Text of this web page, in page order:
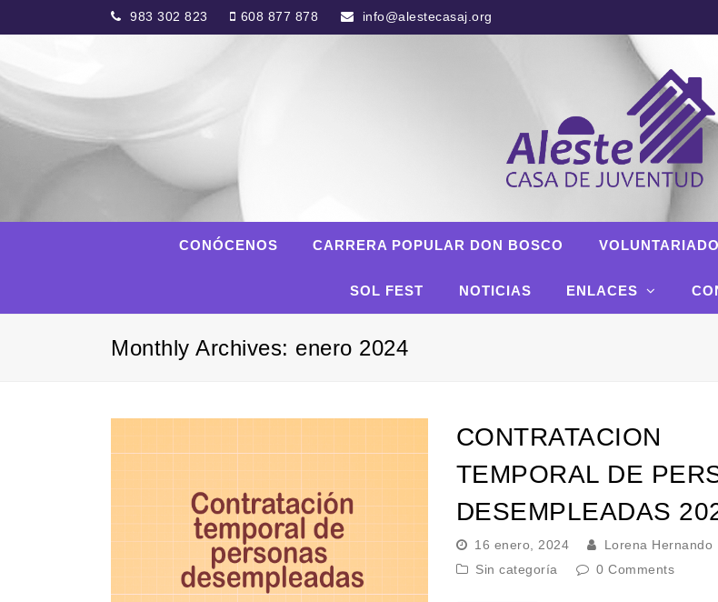
983 302 823 608 877 878 info@alestecasaj.org
CONÓCENOS CARRERA POPULAR DON BOSCO VOLUNTARIADO
SOL FEST NOTICIAS ENLACES
Monthly Archives: enero 2024
CONTRATACION
TEMPORAL DE
DESEMPLEADAS
16 enero, 2024
Lorena Hernando
Sin categoría
0 Comments